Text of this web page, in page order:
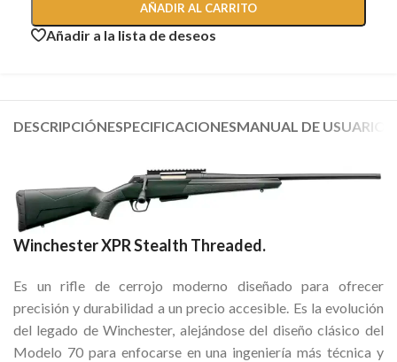
AÑADIR AL CARRITO
Añadir a la lista de deseos
DESCRIPCIÓNESPECIFICACIONESMANUAL DE USUARIO
Winchester XPR Stealth Threaded.
Es un rifle de cerrojo moderno diseñado para ofrecer
precisión y durabilidad a un precio accesible. Es la evolución
del legado de Winchester, alejándose del diseño clásico del
Modelo 70 para enfocarse en una ingeniería más técnica y